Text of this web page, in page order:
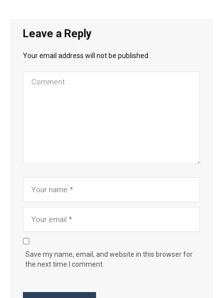
Leave a Reply
Your email address will not be published.
Save my name, email, and website in this browser for
the next time I comment.